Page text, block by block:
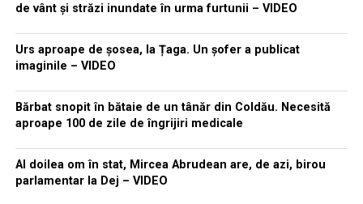
de vânt și străzi inundate în urma furtunii – VIDEO
Urs aproape de șosea, la Țaga. Un șofer a publicat
imaginile – VIDEO
Bărbat snopit în bătaie de un tânăr din Coldău. Necesită
aproape 100 de zile de îngrijiri medicale
Al doilea om în stat, Mircea Abrudean are, de azi, birou
parlamentar la Dej – VIDEO